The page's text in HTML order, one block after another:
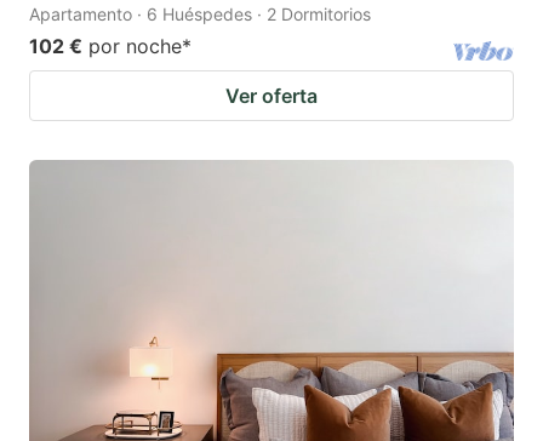
Apartamento · 6 Huéspedes · 2 Dormitorios
102 € por noche*
Ver oferta